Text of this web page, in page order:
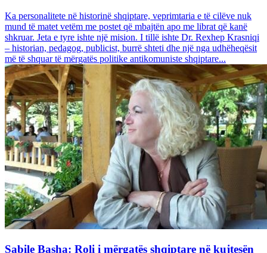
Ka personalitete në historinë shqiptare, veprimtaria e të cilëve nuk
mund të matet vetëm me postet që mbajtën apo me librat që kanë
shkruar. Jeta e tyre ishte një mision. I tillë ishte Dr. Rexhep Krasniqi
– historian, pedagog, publicist, burrë shteti dhe një nga udhëheqësit
më të shquar të mërgatës politike antikomuniste shqiptare...
Sabile Basha: Roli i mërgatës shqiptare në kujtesën